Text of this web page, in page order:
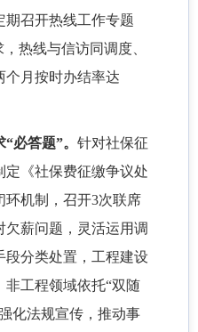
期召开热线工作专题
热线与信访同调度、
个月按时办结率达
“必答题”。 针对社保征
定《社保费征缴争议处
环机制，召开3次联席
薪问题，灵活运用调
段分类处置，工程建设
工程领域依托“双随
化法规宣传，推动事